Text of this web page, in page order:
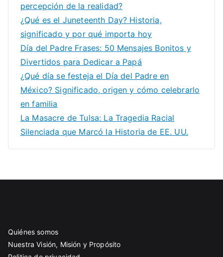
percepción de la realidad?
¿Qué es el Juneteenth Day? Historia,
significado y por qué importa hoy
Día del Padre Frases: 50 Mensajes Bonitos y
Divertidos para Dedicar a Papá
¿Qué día se festeja el Día del Padre en
México? Significado, origen y cómo celebrarlo
en familia
La Masacre de Tulsa: La Tragedia Racial
Silenciada que Marcó la Historia de EE. UU.
Quiénes somos
Nuestra Visión, Misión y Propósito